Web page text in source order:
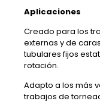
Aplicaciones
Creado para los
externas y de
tubulares fijos
rotación.
Adapto a los más
trabajos de